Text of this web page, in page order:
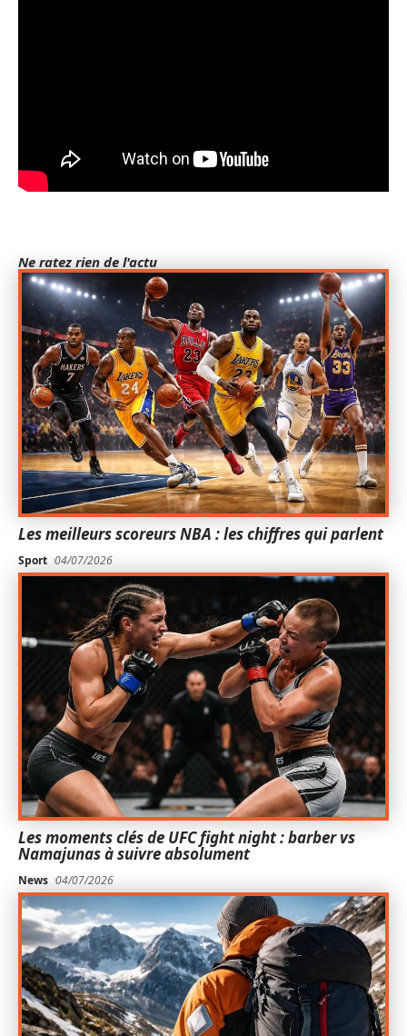
Ne ratez rien de l'actu
Les meilleurs scoreurs NBA : les chiffres qui parlent
Sport 04/07/2026
Les moments clés de UFC fight night : barber vs
Namajunas à suivre absolument
News 04/07/2026